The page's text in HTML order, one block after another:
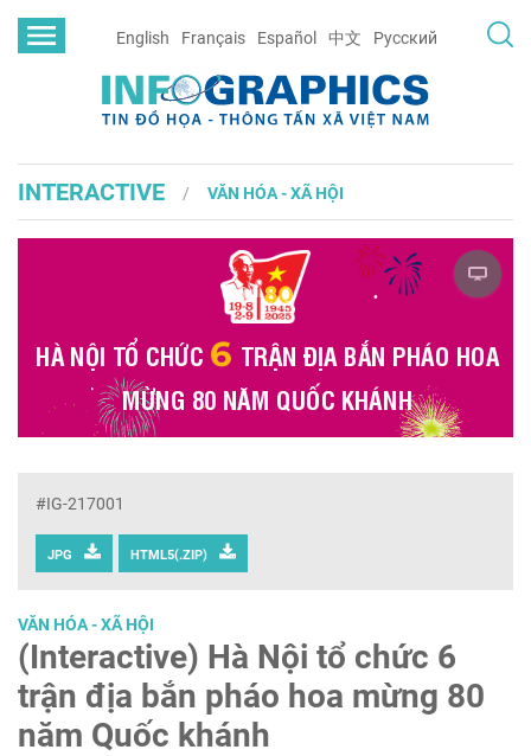
English Français Español 中文 Русский
INTERACTIVE VĂN HÓA - XÃ HỘI
#IG-217001
JPG HTML5(.ZIP)
VĂN HÓA - XÃ HỘI
(Interactive) Hà Nội tổ chức 6
trận địa bắn pháo hoa mừng 80
năm Quốc khánh